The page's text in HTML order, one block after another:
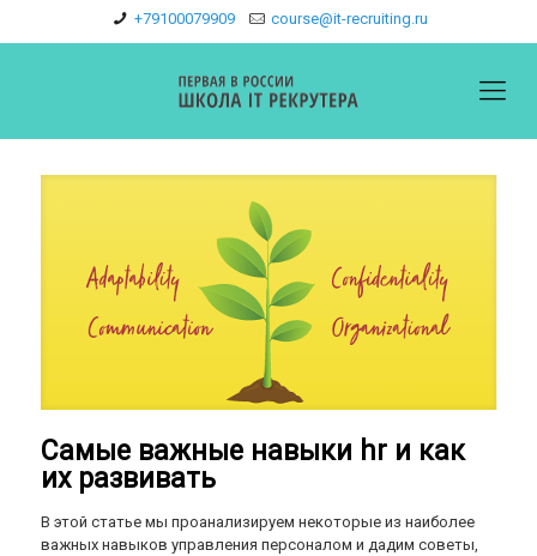
+79100079909 course@it-recruiting.ru
Самые важные навыки hr и как
их развивать
В этой статье мы проанализируем некоторые из наиболее
важных навыков управления персоналом и дадим советы,